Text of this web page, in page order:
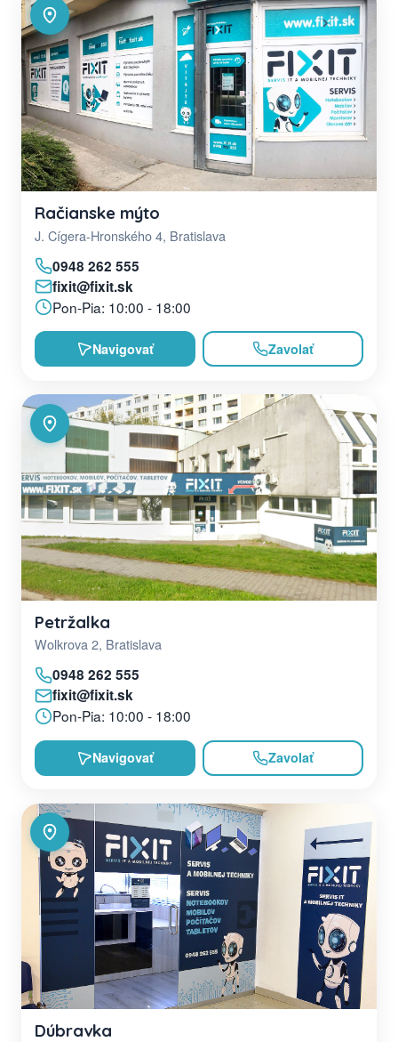
Račianske mýto
J. Cígera-Hronského 4, Bratislava
0948 262 555
fixit@fixit.sk
Pon-Pia: 10:00 - 18:00
Navigovať Zavolať
Petržalka
Wolkrova 2, Bratislava
0948 262 555
fixit@fixit.sk
Pon-Pia: 10:00 - 18:00
Navigovať Zavolať
Dúbravka